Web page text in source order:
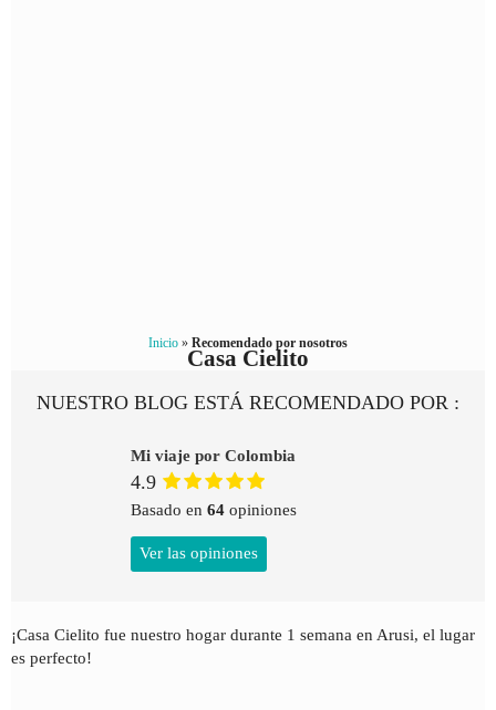
Inicio » Recomendado por nosotros
Casa Cielito
NUESTRO BLOG ESTÁ RECOMENDADO POR :
Mi viaje por Colombia
4.9
Basado en 64 opiniones
Ver las opiniones
¡Casa Cielito fue nuestro hogar durante 1 semana en Arusi, el lugar
es perfecto!